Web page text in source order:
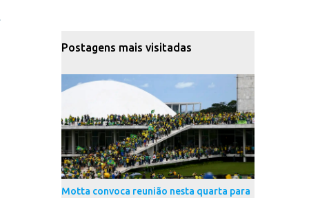
Postagens mais visitadas
Motta convoca reunião nesta quarta para